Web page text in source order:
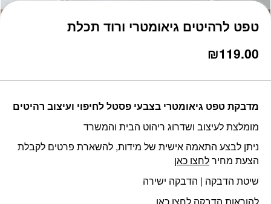
טפט לרהיטים גיאומטרי ורוד תכלת
₪119.00
מדבקת טפט גיאומטרי בצבעי פסטל לחיפוי ועיצוב רהיטים
מומלצת לעיצוב ושדרוג ריהוט הבית והמשרד
ניתן לבצע התאמה אישית של מידות, להשארת פרטים לקבלת
הצעת מחירלחצו כאן
שיטת הדבקה | הדבקה ישירה
להוראות הדבקה לחצו כאן
כמות טפט לרהיטים גיאומטרי ורוד תכלת